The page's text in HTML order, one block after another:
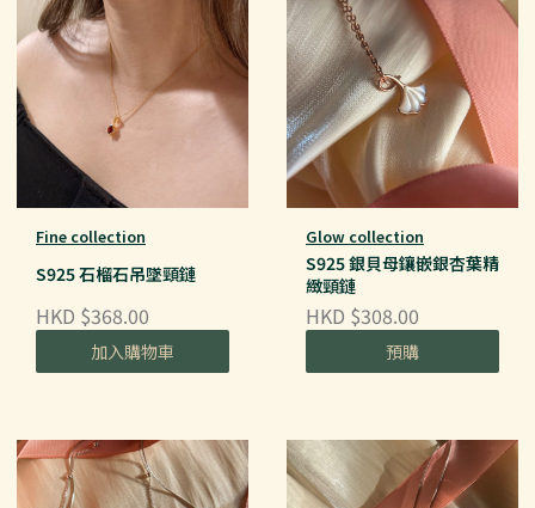
Fine collection
S925 石榴石吊墜頸鏈
HKD $368.00
加入購物車
Glow collection
S925 銀貝母鑲嵌銀杏葉精
緻頸鏈
HKD $308.00
預購